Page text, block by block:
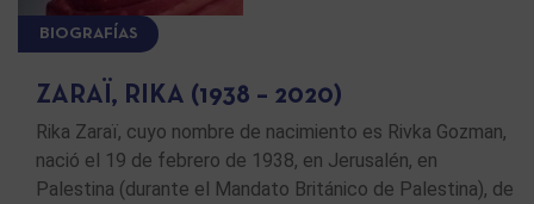
BIOGRAFÍAS
ZARAÏ, RIKA (1938 – 2020)
Rika Zaraï, cuyo nombre de nacimiento es Rivka Gozman,
nació el 19 de febrero de 1938, en Jerusalén, en
Palestina (durante el Mandato Británico de Palestina), de